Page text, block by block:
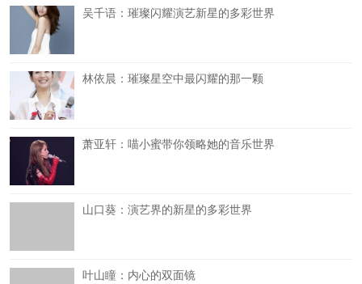
吴千语：璀璨闪耀演艺新星的多彩世界
林依晨：璀璨星空中最闪耀的那一颗
萧亚轩：喵小蜜带你领略她的音乐世界
山口葵：演艺界的新星的多彩世界
叶山瞳：内心的双面镜